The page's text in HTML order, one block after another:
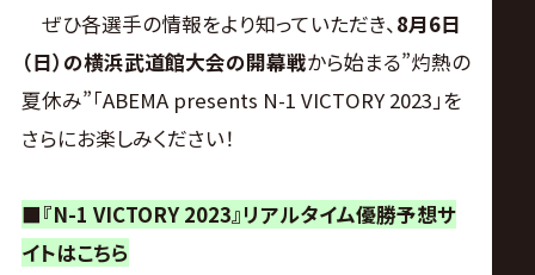
サ
イ
ト
ぜひ各選手の情報をより知っていただき、8月6日
（日）の横浜武道館大会の開幕戦から始まる”灼熱の
夏休み”「ABEMA presents N-1 VICTORY 2023」を
さらにお楽しみください！
■『N-1 VICTORY 2023』リアルタイム優勝予想サ
イトはこちら